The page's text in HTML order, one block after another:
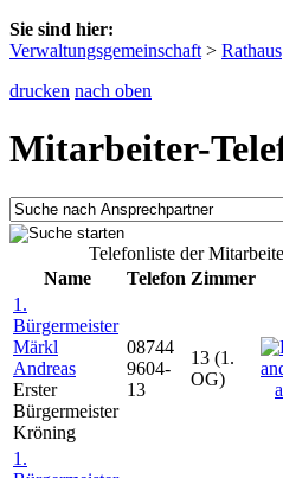
Sie sind hier:
Verwaltungsgemeinschaft > Rathaus
drucken nach oben
Mitarbeiter-
Telefonliste der
Name
Telefon Zimmer
1.
Bürgermeister
Märkl
Andreas
Erster
Bürgermeister
Kröning
08744
9604-
13
13 (1.
OG)
1.